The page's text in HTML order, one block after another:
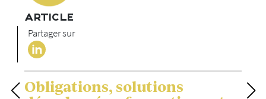
ARTICLE
Partager sur
Obligations, solutions